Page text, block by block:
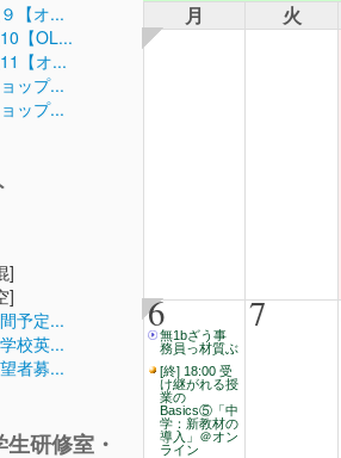
【オ...
【OL...
【オ...
ップ...
ップ...
]
]
予定...
校英...
者募...
研修室・
月 火
6無1bざう事
務員っ材質ぶ
[終] 18:00 受
け継がれる授
業の
Basics⑤「中
学：新教材の
導入」＠オン
ライン
7